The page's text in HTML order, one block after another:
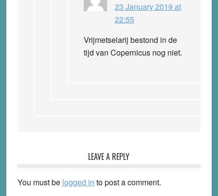
23 January 2019 at
22:55
Vrijmetselarij bestond in de
tijd van Copernicus nog niet.
LEAVE A REPLY
You must be logged in to post a comment.